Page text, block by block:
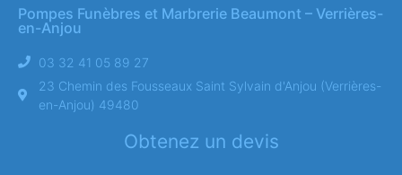
Pompes Funèbres et Marbrerie Beaumont – Verrières-
en-Anjou
03 32 41 05 89 27
23 Chemin des Fousseaux Saint Sylvain d'Anjou (Verrières-
en-Anjou) 49480
Obtenez un devis